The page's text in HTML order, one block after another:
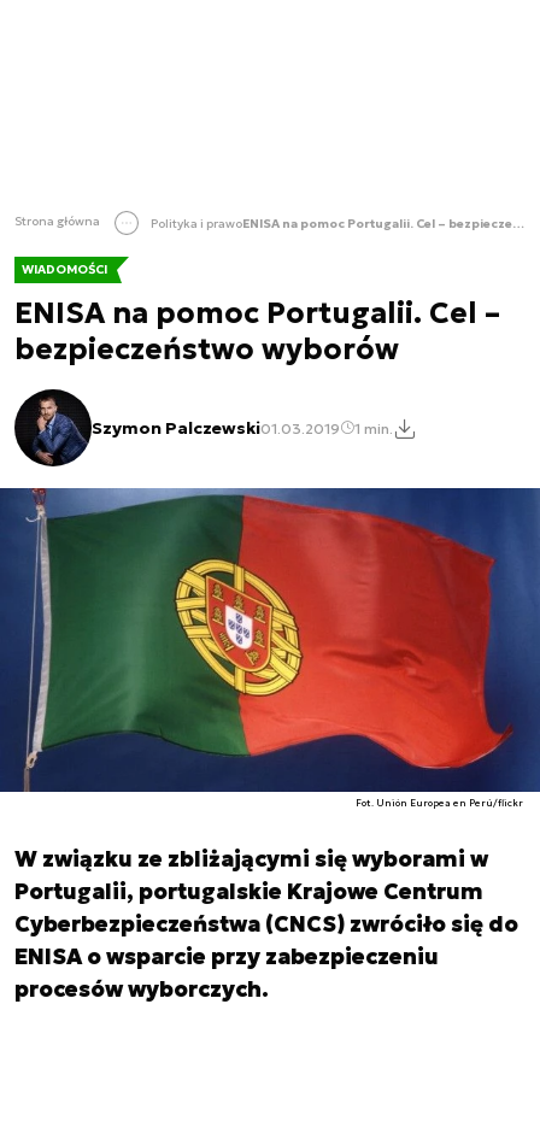
Strona główna Polityka i prawo ENISA na pomoc Portugalii. Cel – bezpieczeństwo wyborów
WIADOMOŚCI
ENISA na pomoc Portugalii. Cel –
bezpieczeństwo wyborów
Szymon Palczewski01.03.2019 1 min.
Fot. Unión Europea en Perú/flickr
W związku ze zbliżającymi się wyborami w
Portugalii, portugalskie Krajowe Centrum
Cyberbezpieczeństwa (CNCS) zwróciło się do
ENISA o wsparcie przy zabezpieczeniu
procesów wyborczych.